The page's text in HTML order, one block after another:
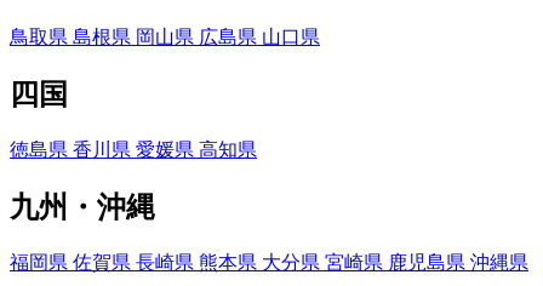
鳥取県 島根県 岡山県 広島県 山口県
四国
徳島県 香川県 愛媛県 高知県
九州・沖縄
福岡県 佐賀県 長崎県 熊本県 大分県 宮崎県 鹿児島県 沖縄県